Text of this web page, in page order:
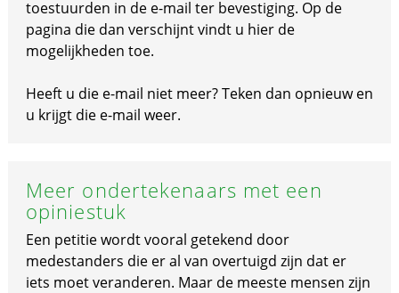
toestuurden in de e-mail ter bevestiging. Op de
pagina die dan verschijnt vindt u hier de
mogelijkheden toe.
Heeft u die e-mail niet meer? Teken dan opnieuw en
u krijgt die e-mail weer.
Meer ondertekenaars met een
opiniestuk
Een petitie wordt vooral getekend door
medestanders die er al van overtuigd zijn dat er
iets moet veranderen. Maar de meeste mensen zijn